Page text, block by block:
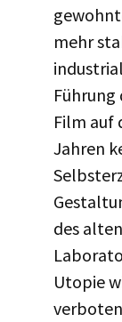
mehr
Film auf
Jahren
des
Utopie